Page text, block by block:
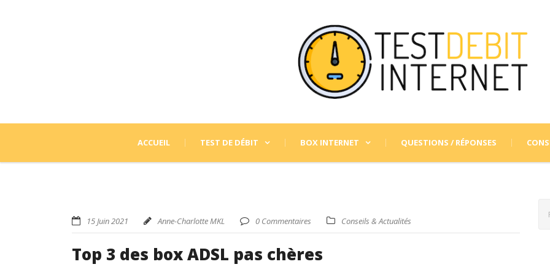
ACCUEIL TEST DE DÉBIT BOX INTERNET QUESTIONS / RÉPONSES
15 Juin 2021 Anne-Charlotte MKL 0 Commentaires Conseils & Actualités
Top 3 des box ADSL pas chères